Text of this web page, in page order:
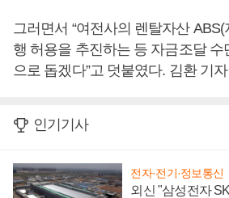
그러면서 “여전사의 렌탈자산
행 허용을 추진하는 등 자금조달 수
으로 돕겠다”고 덧붙였다. 김환 기자
인기기사
전자·전기·정보통신
외신 "삼성전자